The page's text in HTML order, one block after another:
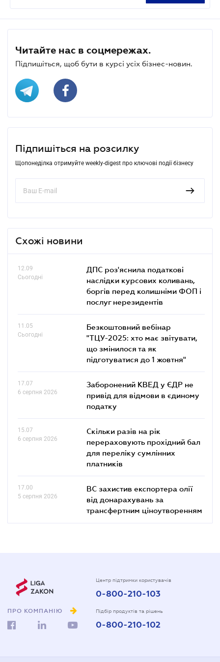
Читайте нас в соцмережах.
Підпишіться, щоб бути в курсі усіх бізнес-новин.
Підпишіться на розсилку
Щопонеділка отримуйте weekly-digest про ключові події бізнесу
Схожі новини
12.09
Сьогодні
ДПС роз'яснила податкові
наслідки курсових коливань,
боргів перед колишніми ФОП і
послуг нерезидентів
11.05
Сьогодні
Безкоштовний вебінар
"ТЦУ-2025: хто має звітувати,
що змінилося та як
підготуватися до 1 жовтня"
17.07
6 серпня 2026
Заборонений КВЕД у ЄДР не
привід для відмови в єдиному
податку
15.07
6 серпня 2026
Скільки разів на рік
перераховують прохідний бал
для переліку сумлінних
платників
17.00
5 серпня 2026
ВС захистив експортера олії
від донарахувань за
трансфертним ціноутворенням
ПРО КОМПАНІЮ
Центр підтримки користувачів
0-800-210-103
Підбір продуктів та рішень
0-800-210-102